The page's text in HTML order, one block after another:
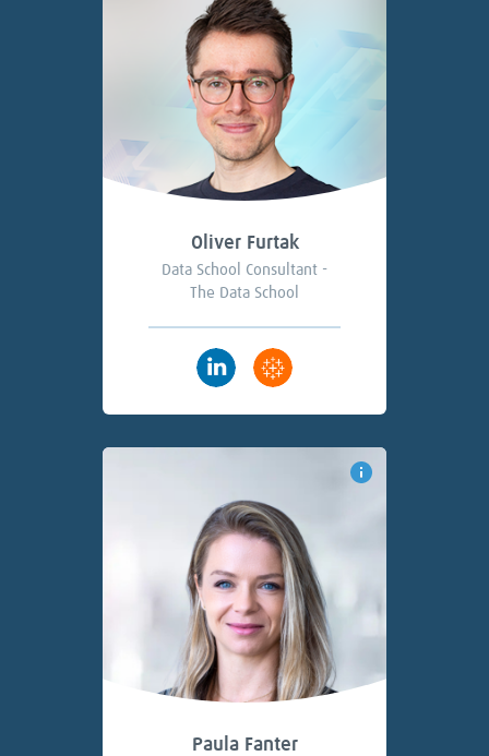
Oliver Furtak
Data School Consultant -
The Data School
Paula Fanter